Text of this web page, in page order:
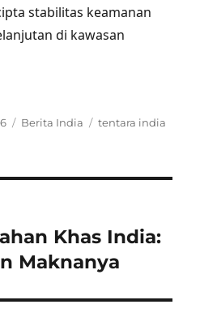
stabilitas keamanan
di kawasan
Categories
Berita India Tags
tentara india
Khas India:
Maknanya